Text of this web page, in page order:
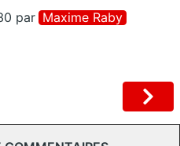
par Maxime Raby